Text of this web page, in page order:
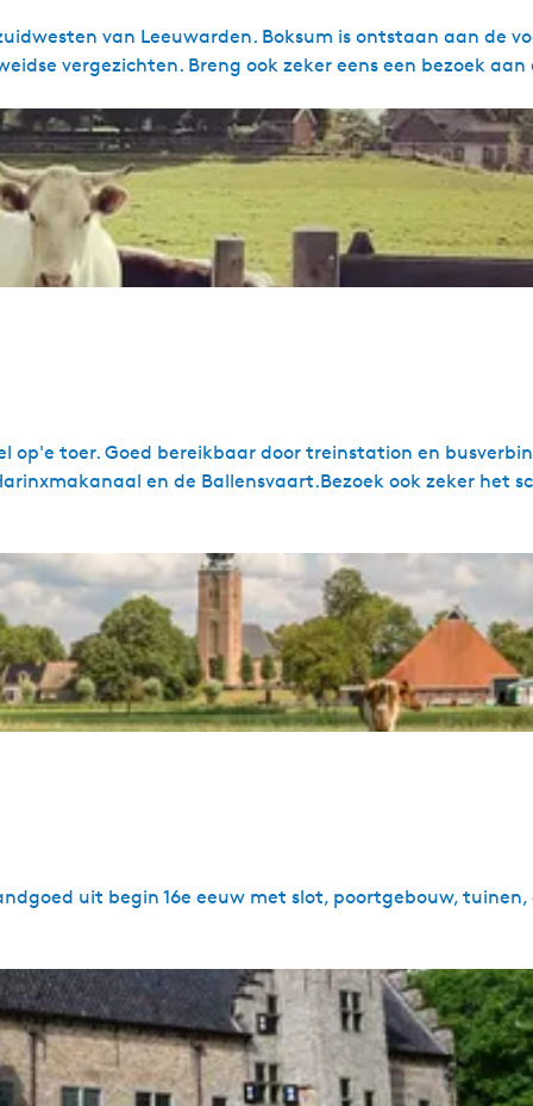
van Leeuwarden. Boksum is ontstaan aan de
vergezichten. Breng ook zeker eens een bezoek aan
op'e toer. Goed bereikbaar door treinstation en
en de Ballensvaart.Bezoek ook zeker het
uit begin 16e eeuw met slot, poortgebouw,